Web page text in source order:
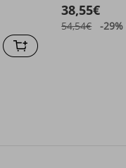
38,55€
54,54€ -29%